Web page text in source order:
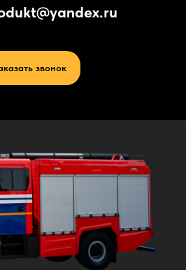
звонок